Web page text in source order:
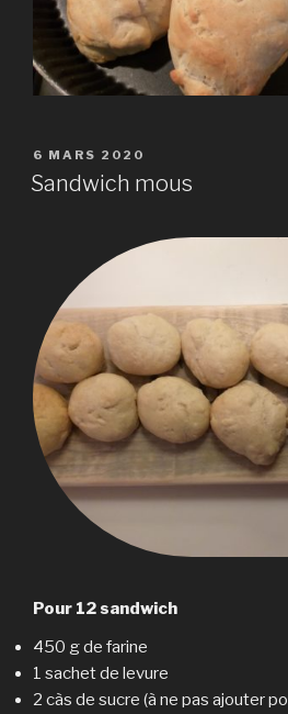
PUBLIÉ
LE
6 MARS 2020
Sandwich mous
Pour 12 sandwich
450 g de farine
1 sachet de levure
2 càs de sucre (à ne pas ajouter